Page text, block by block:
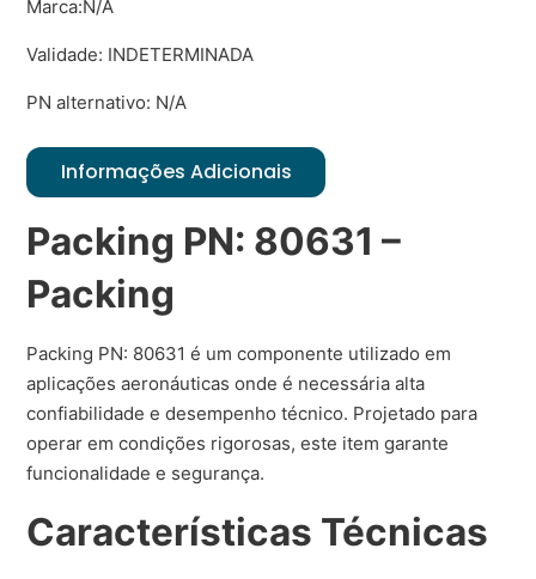
Marca:N/A
Validade: INDETERMINADA
PN alternativo: N/A
Informações Adicionais
Packing PN: 80631 –
Packing
Packing PN: 80631 é um componente utilizado em
aplicações aeronáuticas onde é necessária alta
confiabilidade e desempenho técnico. Projetado para
operar em condições rigorosas, este item garante
funcionalidade e segurança.
Características Técnicas